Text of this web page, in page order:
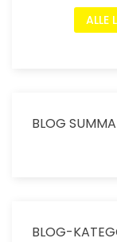
ALLE
BLOG
BLOG-